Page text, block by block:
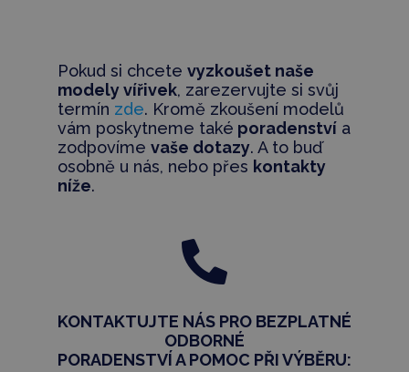
Pokud si chcete vyzkoušet naše
modely vířivek, zarezervujte si svůj
termín zde. Kromě zkoušení modelů
vám poskytneme také poradenstvía
zodpovíme vaše dotazy. A to buď
osobně u nás, nebo přes kontakty
níže.

KONTAKTUJTE NÁS PRO BEZPLATNÉ
ODBORNÉ
PORADENSTVÍA POMOC PŘI VÝBĚRU: